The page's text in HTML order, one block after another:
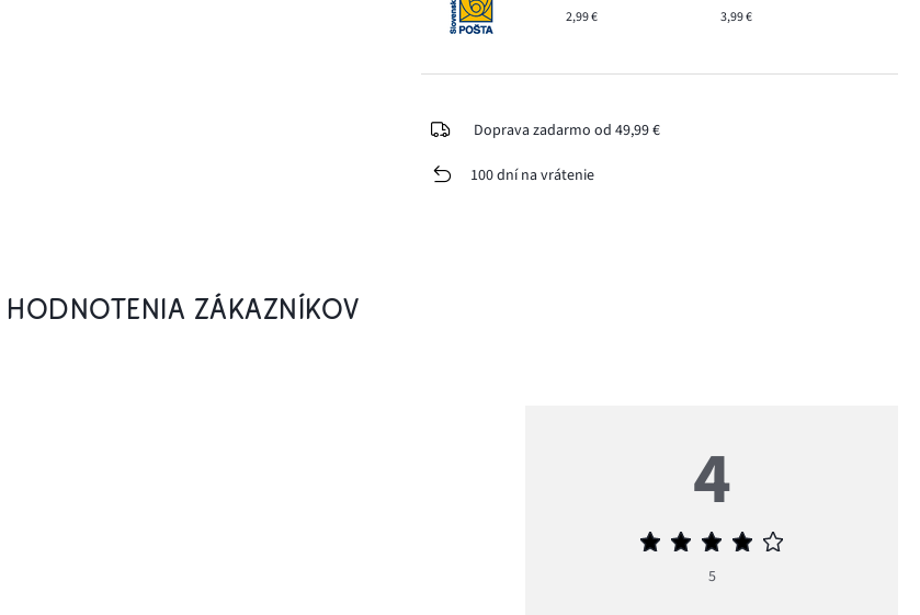
2,99 € 3,99 €
Doprava zadarmo od 49,99 €
100 dní na vrátenie
HODNOTENIA ZÁKAZNÍKOV
4
Priemerné
4
5